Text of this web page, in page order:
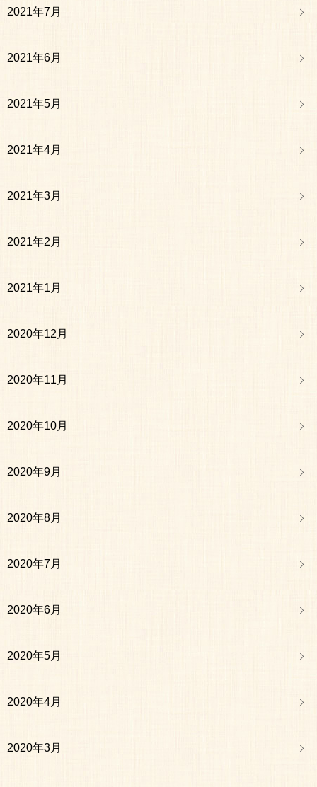
2021年7月
2021年6月
2021年5月
2021年4月
2021年3月
2021年2月
2021年1月
2020年12月
2020年11月
2020年10月
2020年9月
2020年8月
2020年7月
2020年6月
2020年5月
2020年4月
2020年3月